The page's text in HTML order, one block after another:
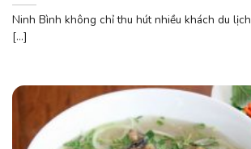
Ninh Bình không chỉ thu hút nhiều khách du
[...]